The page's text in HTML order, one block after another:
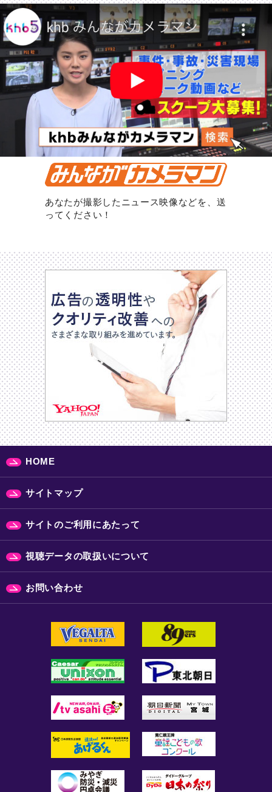
あなたが撮影したニュース映像などを、送
ってください！
HOME
サイトマップ
サイトのご利用にあたって
視聴データの取扱いについて
お問い合わせ